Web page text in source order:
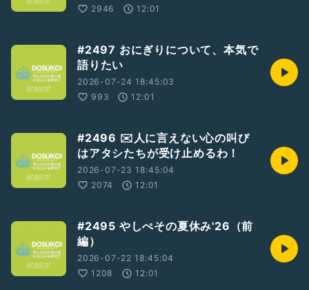
2946
12:01
#2497 おにぎりについて、本気で
語りたい
2026-07-24 18:45:03
993
12:01
#2496 ✉️人に言えない心の叫び
はアタシたちが受け止めるわ！
2026-07-23 18:45:04
2074
12:01
#2495 やしぺその夏休み'26（前
編）
2026-07-22 18:45:04
1208
12:01